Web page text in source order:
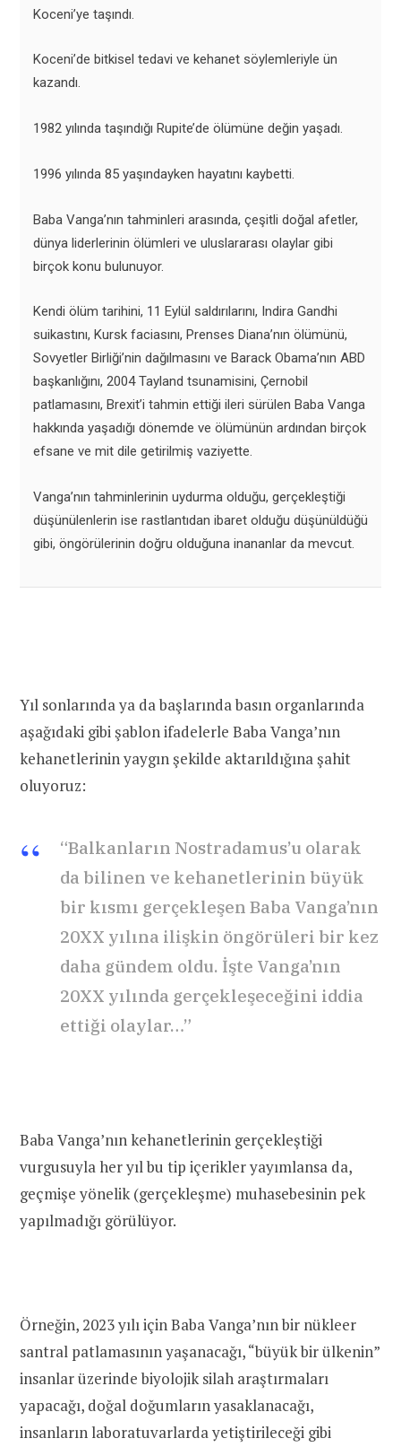
Koceni’ye taşındı.
Koceni’de bitkisel tedavi ve kehanet söylemleriyle ün
kazandı.
1982 yılında taşındığı Rupite’de ölümüne değin yaşadı.
1996 yılında 85 yaşındayken hayatını kaybetti.
Baba Vanga’nın tahminleri arasında, çeşitli doğal afetler,
dünya liderlerinin ölümleri ve uluslararası olaylar gibi
birçok konu bulunuyor.
Kendi ölüm tarihini, 11 Eylül saldırılarını, Indira Gandhi
suikastını, Kursk faciasını, Prenses Diana’nın ölümünü,
Sovyetler Birliği’nin dağılmasını ve Barack Obama’nın ABD
başkanlığını, 2004 Tayland tsunamisini, Çernobil
patlamasını, Brexit’i tahmin ettiği ileri sürülen Baba Vanga
hakkında yaşadığı dönemde ve ölümünün ardından birçok
efsane ve mit dile getirilmiş vaziyette.
Vanga’nın tahminlerinin uydurma olduğu, gerçekleştiği
düşünülenlerin ise rastlantıdan ibaret olduğu düşünüldüğü
gibi, öngörülerinin doğru olduğuna inananlar da mevcut.
Yıl sonlarında ya da başlarında basın organlarında
aşağıdaki gibi şablon ifadelerle Baba Vanga’nın
kehanetlerinin yaygın şekilde aktarıldığına şahit
oluyoruz:
“Balkanların Nostradamus’u olarak
da bilinen ve kehanetlerinin büyük
bir kısmı gerçekleşen Baba Vanga’nın
20XX yılına ilişkin öngörüleri bir kez
daha gündem oldu. İşte Vanga’nın
20XX yılında gerçekleşeceğini iddia
ettiği olaylar…”
Baba Vanga’nın kehanetlerinin gerçekleştiği
vurgusuyla her yıl bu tip içerikler yayımlansa da,
geçmişe yönelik (gerçekleşme) muhasebesinin pek
yapılmadığı görülüyor.
Örneğin, 2023 yılı için Baba Vanga’nın bir nükleer
santral patlamasının yaşanacağı, “büyük bir ülkenin”
insanlar üzerinde biyolojik silah araştırmaları
yapacağı, doğal doğumların yasaklanacağı,
insanların laboratuvarlarda yetiştirileceği gibi